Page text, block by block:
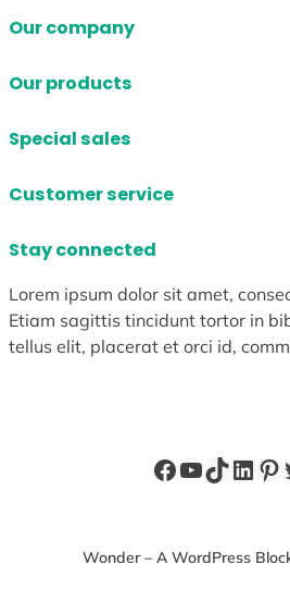
Our company
Our products
Special sales
Customer service
Stay connected
Lorem ipsum dolor sit amet,
Etiam sagittis tincidunt tortor in
tellus elit, placerat et orci id,
Facebook
YouTube
TikTok
Wonder – A WordPress